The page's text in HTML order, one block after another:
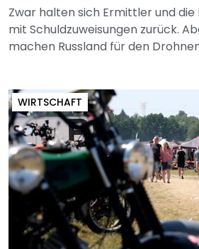
Zwar halten sich Ermittler und die
mit Schuldzuweisungen zurück.
machen Russland für den
WIRTSCHAFT